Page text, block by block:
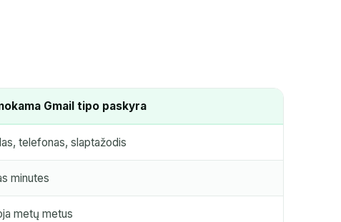
Gmail tipo paskyra
telefonas, slaptažodis
minutes
metų metus